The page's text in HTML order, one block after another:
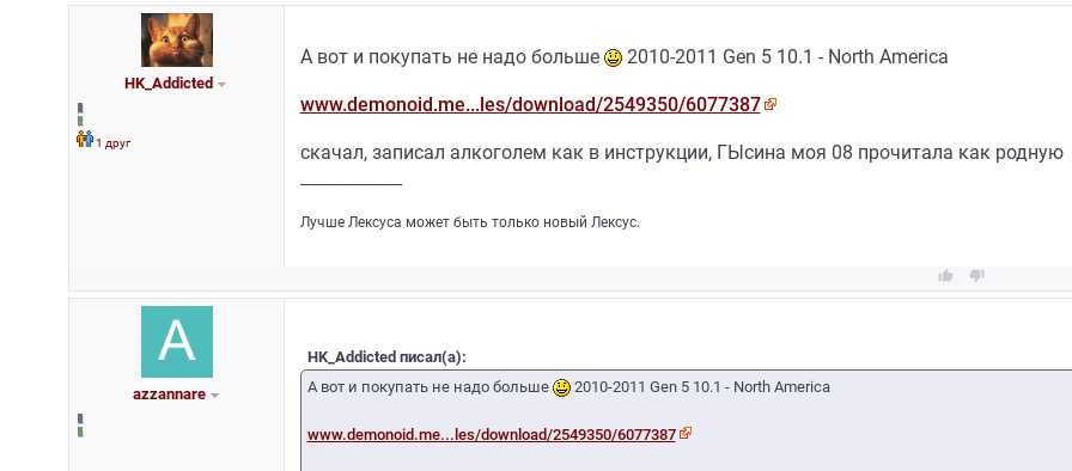
HK_Addicted
1 друг
А вот и покупать не надо больше 2010-2011 Gen 5 10.1 - North America
www.demonoid.me...les/download/2549350/6077387
скачал, записал алкоголем как в инструкции, ГЫсина моя 08 прочитала как родную
Лучше Лексуса может быть только новый Лексус.
 
azzannare
HK_Addicted писал(а):
А вот и покупать не надо больше
2010-2011 Gen 5 10.1 - North America
www.demonoid.me...les/download/2549350/6077387